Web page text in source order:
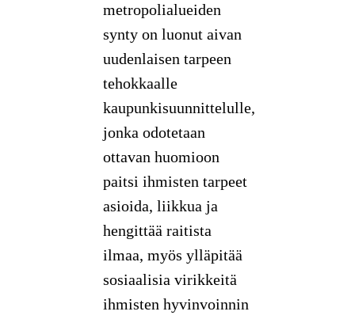
metropolialueiden
synty on luonut aivan
uudenlaisen tarpeen
tehokkaalle
kaupunkisuunnittelulle,
jonka odotetaan
ottavan huomioon
paitsi ihmisten tarpeet
asioida, liikkua ja
hengittää raitista
ilmaa, myös ylläpitää
sosiaalisia virikkeitä
ihmisten hyvinvoinnin